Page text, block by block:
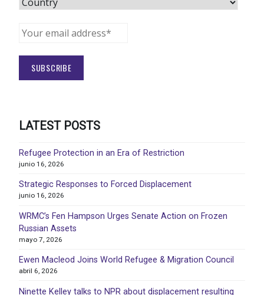
LATEST POSTS
Refugee Protection in an Era of Restriction
junio 16, 2026
Strategic Responses to Forced Displacement
junio 16, 2026
WRMC’s Fen Hampson Urges Senate Action on Frozen
Russian Assets
mayo 7, 2026
Ewen Macleod Joins World Refugee & Migration Council
abril 6, 2026
Ninette Kelley talks to NPR about displacement resulting